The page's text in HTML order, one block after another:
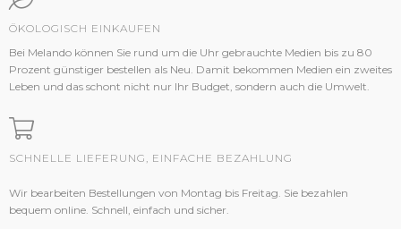
ÖKOLOGISCH EINKAUFEN
Bei Melando können Sie rund um die Uhr gebrauchte Medien bis zu 80
Prozent günstiger bestellen als Neu. Damit bekommen Medien ein zweites
Leben und das schont nicht nur Ihr Budget, sondern auch die Umwelt.
SCHNELLE LIEFERUNG, EINFACHE BEZAHLUNG
Wir bearbeiten Bestellungen von Montag bis Freitag. Sie bezahlen
bequem online. Schnell, einfach und sicher.